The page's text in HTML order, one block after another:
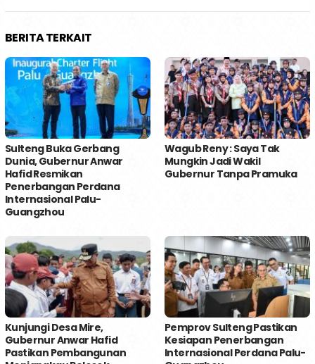
BERITA TERKAIT
Sulteng Buka Gerbang
Dunia, Gubernur Anwar
Hafid Resmikan
Penerbangan Perdana
Internasional Palu-
Guangzhou
Wagub Reny : Saya Tak
Mungkin Jadi Wakil
Gubernur Tanpa Pramuka
Kunjungi Desa Mire,
Gubernur Anwar Hafid
Pastikan Pembangunan
Pemprov Sulteng Pastikan
Kesiapan Penerbangan
Internasional Perdana Palu-